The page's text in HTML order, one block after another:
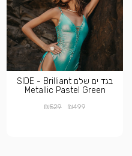
בגד ים שלם SIDE - Brilliant
Metallic Pastel Green
₪499
₪529